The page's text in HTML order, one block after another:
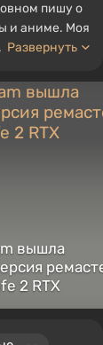
пишу о
и аниме. Моя
в основном
Borderlands
Развернуть
вышла
2 RTX